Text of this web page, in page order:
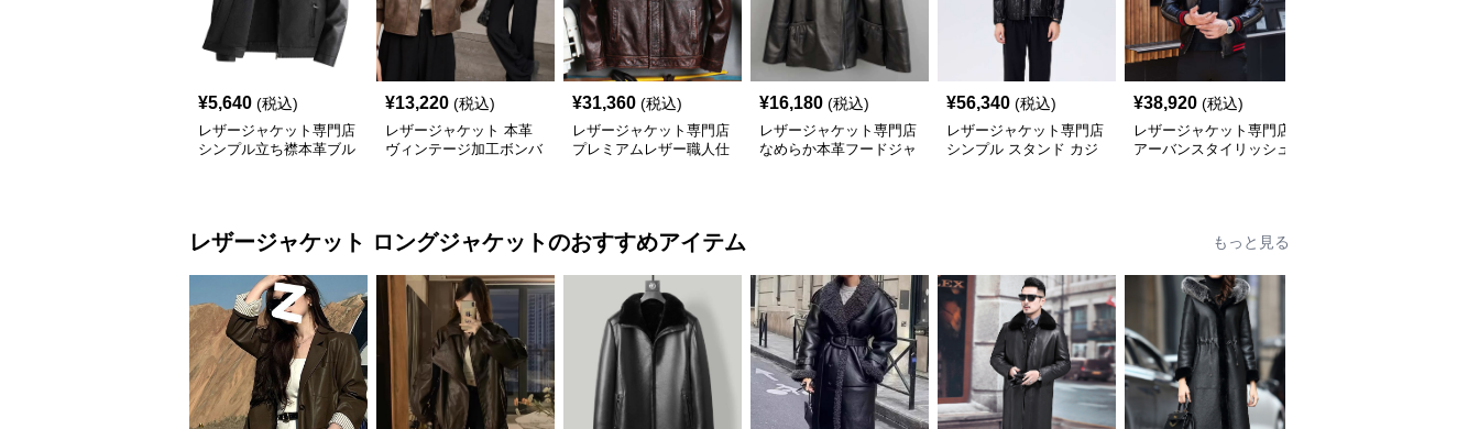
¥5,640 (税込)
レザージャケット専門店
シンプル立ち襟本革ブル
¥13,220 (税込)
レザージャケット 本革
ヴィンテージ加工ボンバ
¥31,360 (税込)
レザージャケット専門店
プレミアムレザー職人仕
¥16,180 (税込)
レザージャケット専門店
なめらか本革フードジャ
¥56,340 (税込)
レザージャケット専門店
シンプル スタンド カジ
¥38,920 (税込)
レザージャケット専門店
アーバンスタイリッシュ
レザージャケット ロングジャケットのおすすめアイテム もっと見る